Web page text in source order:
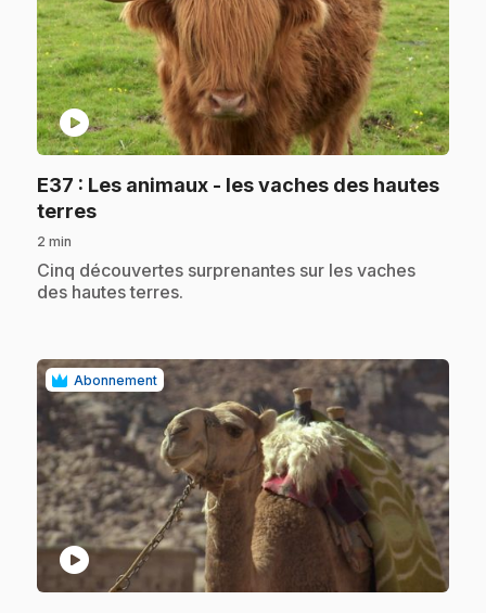
play_circle
E37 : Les animaux - les vaches des hautes
terres.
2 min
.Cinq découvertes surprenantes sur les vaches
des hautes terres.
Abonnement
play_circle